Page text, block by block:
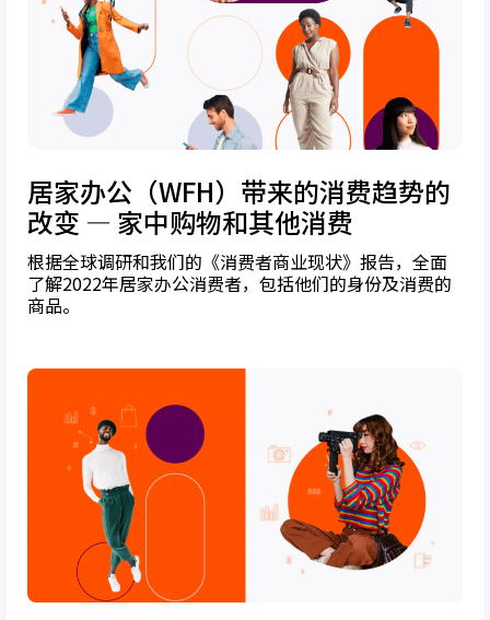
居家办公（WFH）带来的消费趋势的
改变 — 家中购物和其他消费
根据全球调研和我们的《消费者商业现状》报告，全面
了解2022年居家办公消费者，包括他们的身份及消费的
商品。